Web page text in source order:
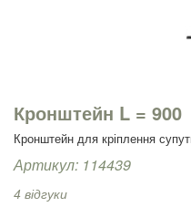
Кронштейн L = 900
Кронштейн для кріплення
Артикул: 114439
4 відгуки